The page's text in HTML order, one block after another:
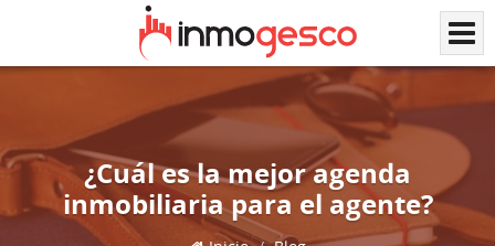
¿Cuál es la mejor agenda
inmobiliaria para el agente?